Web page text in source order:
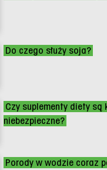
Do czego służy soja?
Czy suplementy diety są
niebezpieczne?
Porody w wodzie coraz